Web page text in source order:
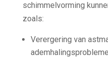
schimmelvorming
zoals:
Verergering van